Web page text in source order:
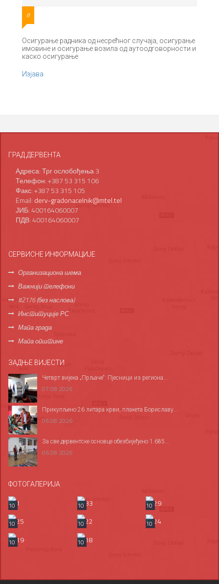
8
Осигурање радника од несрећног случаја, осигурање
имовине и осигурање возила од аутоодговорности и
каско осигурање
Изјава
ГРАД ДЕРВЕНТА
Адреса: Трг ослобођења 3
Телефон: +387 53 315 106
Факс: +387 53 315 105
Email: derv-gradonacelnik@mtel.tel
ЈИБ: 400164060007
ПДВ: 400164060007
СЕРВИСНЕ ИНФОРМАЦИЈЕ
Организациона шема
Важнији телефони
#2176 (без наслова)
Институције РС
Мапа града
Мапа општине
ЗАДЊЕ ВИЈЕСТИ
Четврт вијека „Прљаче“: Пјесници из региона...
07.08.2026
Прикупљено 26 литара крви, плакета Бориславу...
06.08.2026
За све дервентске основце обезбијеђено 1.685...
06.08.2026
ФОТОГАЛЕРИЈА
10 10
10
10
10
10
10
10